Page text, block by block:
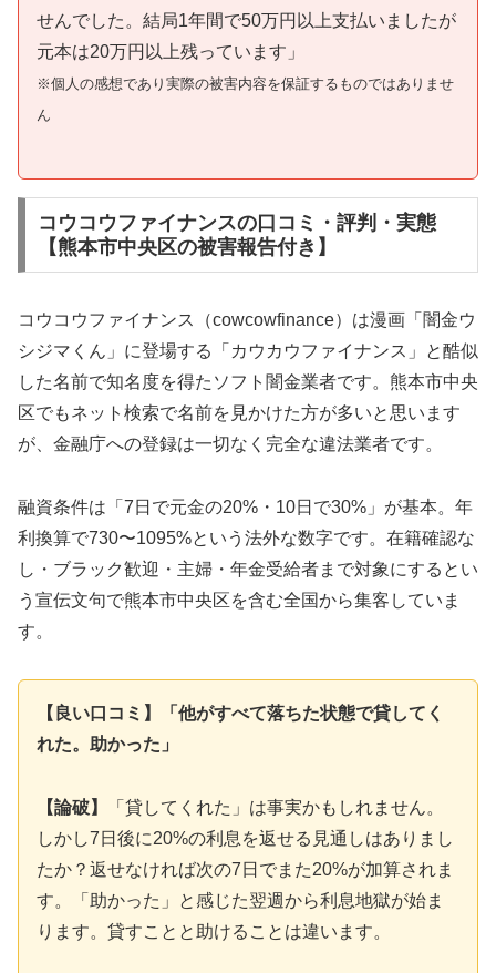
せんでした。結局1年間で50万円以上支払いましたが
元本は20万円以上残っています」
※個人の感想であり実際の被害内容を保証するものではありませ
ん
コウコウファイナンスの口コミ・評判・実態
【熊本市中央区の被害報告付き】
コウコウファイナンス（cowcowfinance）は漫画「闇金ウ
シジマくん」に登場する「カウカウファイナンス」と酷似
した名前で知名度を得たソフト闇金業者です。熊本市中央
区でもネット検索で名前を見かけた方が多いと思います
が、金融庁への登録は一切なく完全な違法業者です。
融資条件は「7日で元金の20%・10日で30%」が基本。年
利換算で730〜1095%という法外な数字です。在籍確認な
し・ブラック歓迎・主婦・年金受給者まで対象にするとい
う宣伝文句で熊本市中央区を含む全国から集客していま
す。
【良い口コミ】「他がすべて落ちた状態で貸してく
れた。助かった」
【論破】
「貸してくれた」は事実かもしれません。
しかし7日後に20%の利息を返せる見通しはありまし
たか？返せなければ次の7日でまた20%が加算されま
す。「助かった」と感じた翌週から利息地獄が始ま
ります。貸すことと助けることは違います。